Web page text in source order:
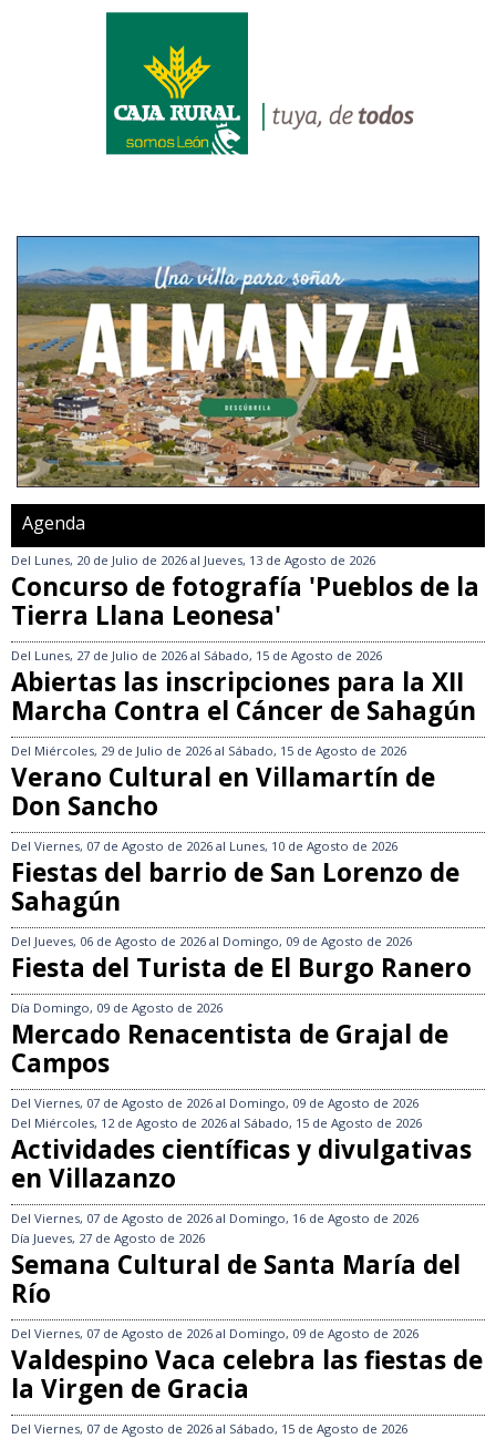
Agenda
Del Lunes, 20 de Julio de 2026 al Jueves, 13 de Agosto de 2026
Concurso de fotografía 'Pueblos de la
Tierra Llana Leonesa'
Del Lunes, 27 de Julio de 2026 al Sábado, 15 de Agosto de 2026
Abiertas las inscripciones para la XII
Marcha Contra el Cáncer de Sahagún
Del Miércoles, 29 de Julio de 2026 al Sábado, 15 de Agosto de 2026
Verano Cultural en Villamartín de
Don Sancho
Del Viernes, 07 de Agosto de 2026 al Lunes, 10 de Agosto de 2026
Fiestas del barrio de San Lorenzo de
Sahagún
Del Jueves, 06 de Agosto de 2026 al Domingo, 09 de Agosto de 2026
Fiesta del Turista de El Burgo Ranero
Día Domingo, 09 de Agosto de 2026
Mercado Renacentista de Grajal de
Campos
Del Viernes, 07 de Agosto de 2026 al Domingo, 09 de Agosto de 2026
Del Miércoles, 12 de Agosto de 2026 al Sábado, 15 de Agosto de 2026
Actividades científicas y divulgativas
en Villazanzo
Del Viernes, 07 de Agosto de 2026 al Domingo, 16 de Agosto de 2026
Día Jueves, 27 de Agosto de 2026
Semana Cultural de Santa María del
Río
Del Viernes, 07 de Agosto de 2026 al Domingo, 09 de Agosto de 2026
Valdespino Vaca celebra las fiestas de
la Virgen de Gracia
Del Viernes, 07 de Agosto de 2026 al Sábado, 15 de Agosto de 2026